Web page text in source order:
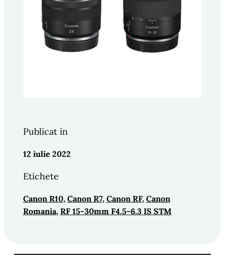
Publicat in
12 iulie 2022
Etichete
Canon R10, Canon R7, Canon RF, Canon
Romania, RF 15-30mm F4.5-6.3 IS STM